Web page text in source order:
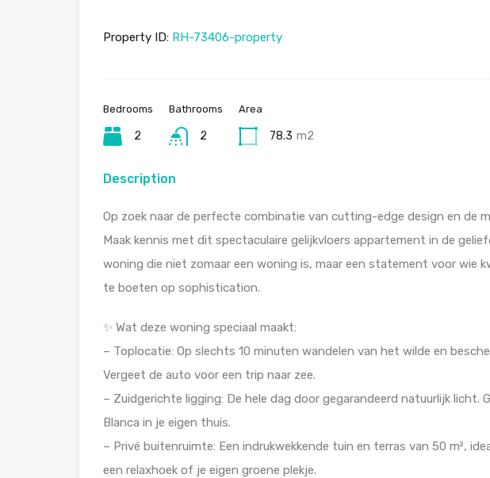
Property ID: RH-73406-property
Bedrooms
2
Bathrooms
2
Area
78.3 m2
Description
Op zoek naar de perfecte combinatie van cutting-edge design en de
Maak kennis met dit spectaculaire gelijkvloers appartement in de
woning die niet zomaar een woning is, maar een statement voor wie
te boeten op sophistication.
✨ Wat deze woning speciaal maakt:
– Toplocatie: Op slechts 10 minuten wandelen van het wilde en
Vergeet de auto voor een trip naar zee.
– Zuidgerichte ligging: De hele dag door gegarandeerd natuurlijk licht.
Blanca in je eigen thuis.
– Privé buitenruimte: Een indrukwekkende tuin en terras van 50 m²,
een relaxhoek of je eigen groene plekje.